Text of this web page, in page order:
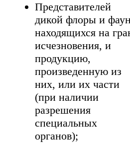
Представителей
дикой флоры и
находящихся на
исчезновения, и
продукцию,
произведенную из
них, или их части
(при наличии
разрешения
специальных
органов);